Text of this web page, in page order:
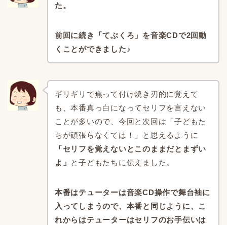
た。
前回に続き「てぶくろ」を音楽CDで2回動
くことができました♪
ギリギリで焦って付け焼き刃的に覚えて
も、本番真っ白になってセリフを言えない
ことが多いので、今回と次回は「子どもた
ちが頑張らなくては！」と思えるように
「セリフを覚えないとこのままだとまずい
よ」 と子どもたちに伝えました。
本番はテューターは音楽CD操作で舞台袖に
入ってしまうので、本番と同じように、こ
れからはテューターはセリフのお手伝いは